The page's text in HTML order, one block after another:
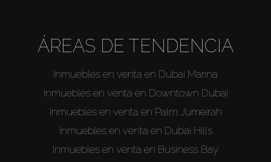
ÁREAS DE TENDENCIA
Inmuebles en venta en Dubai Marina
Inmuebles en venta en Downtown Dubai
Inmuebles en venta en Palm Jumeirah
Inmuebles en venta en Dubai Hills
Inmuebles en venta en Business Bay